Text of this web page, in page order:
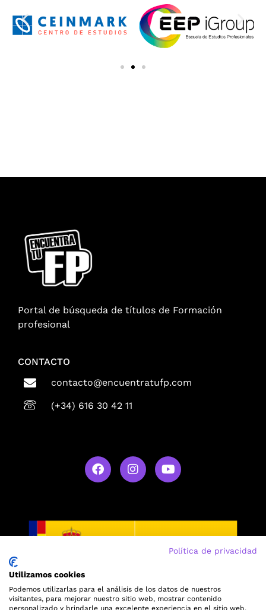
Portal de búsqueda de títulos de Formación
profesional
CONTACTO
contacto@encuentratufp.com
(+34) 616 30 42 11
Política de privacidad
Utilizamos cookies
Podemos utilizarlas para el análisis de los datos de nuestros
visitantes, para mejorar nuestro sitio web, mostrar contenido
personalizado y brindarle una excelente experiencia en el sitio web.